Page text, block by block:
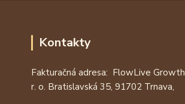
Kontakty
Fakturačná adresa: FlowLive
r. o. Bratislavská 35, 91702 Trnava,